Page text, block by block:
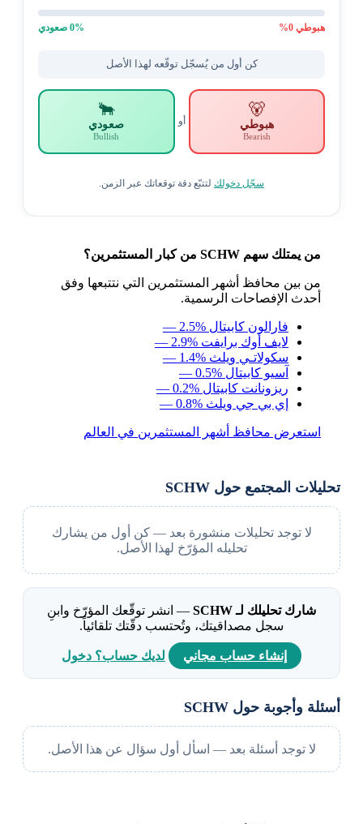
هبوطي0
%
0% صعودي
كن أول من يُسجّل توقّعه لهذا الأصل
🐻
هبوطي
Bearish
أو
🐂
صعودي
Bullish
سجّل دخولكلتتبّع دقة توقعاتك عبر الزمن.
من يمتلك سهم SCHW من كبار المستثمرين؟
من بين محافظ أشهر المستثمرين التي نتتبعها وفق
أحدث الإفصاحات الرسمية.
فارالون كابيتال — 2.5%
لايف أوك برايفت — 2.9%
سكولاتـي ويلث — 1.4%
آسيو كابيتال — 0.5%
ريزونانت كابيتال — 0.2%
إي بي جي ويلث — 0.8%
استعرض محافظ أشهر المستثمرين في العالم
تحليلات المجتمع حول SCHW
لا توجد تحليلات منشورة بعد — كن أول من يشارك
تحليله المؤرّخ لهذا الأصل.
شارك تحليلك لـ SCHW
— انشر توقّعك المؤرّخ وابنِ
سجل مصداقيتك، وتُحتسب دقّتك تلقائياً.
إنشاء حساب مجاني لديك حساب؟ دخول
أسئلة وأجوبة حول SCHW
لا توجد أسئلة بعد — اسأل أول سؤال عن هذا الأصل.